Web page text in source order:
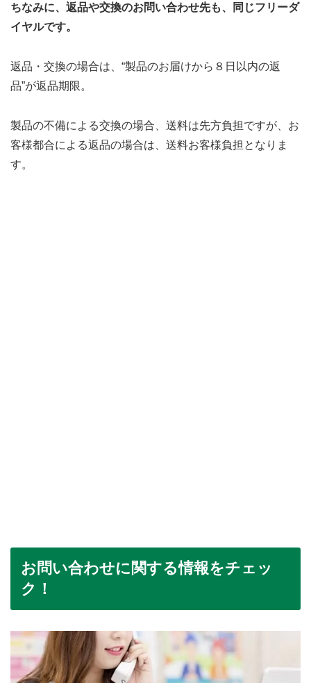
ちなみに、返品や交換のお問い合わせ先も、同じフリーダ
イヤルです。
返品・交換の場合は、“製品のお届けから８日以内の返
品”が返品期限。
製品の不備による交換の場合、送料は先方負担ですが、お
客様都合による返品の場合は、送料お客様負担となりま
す。
お問い合わせに関する情報をチェッ
ク！